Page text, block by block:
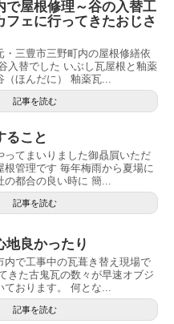
で屋根修理～谷の入替工
フェに行ってきたおじさ
・三豊市三野町内の屋根修繕依
入替でした いぶし瓦屋根と釉薬
ほんだに） 釉薬瓦...
記事を読む
ること
ってまいりました御贔屓いただ
根管理です 毎年梅雨から夏場に
都合の良い時に 簡...
記事を読む
地良かったり
内で工事中の瓦葺き替え現場で
きた古鬼瓦の数々が早速オブジ
おります。 何とな...
記事を読む